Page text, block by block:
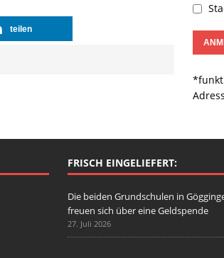
teilen
FRISCH EINGELIEFERT:
Die beiden Grundschulen in
freuen sich über eine Geldspende
27. Juli 2026